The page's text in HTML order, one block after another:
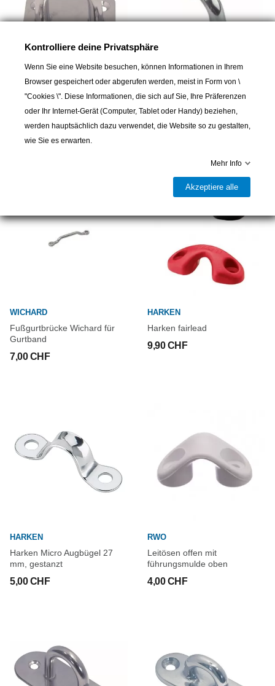
MARINETECH
10,00 CHF
MARINETECH
Fenderöse, A2, Ø5x50mm
3,50 CHF
WICHARD
Fußgurtbrücke Wichard für
Gurtband
7,00 CHF
HARKEN
Harken fairlead
9,90 CHF
HARKEN
Harken Micro Augbügel 27
mm, gestanzt
5,00 CHF
RWO
Leitösen offen mit
führungsmulde oben
4,00 CHF
Kontrolliere deine Privatsphäre
Wenn Sie eine Website besuchen, können Informationen in Ihrem
Browser gespeichert oder abgerufen werden, meist in Form von \
"Cookies \". Diese Informationen, die sich auf Sie, Ihre Präferenzen
oder Ihr Internet-Gerät (Computer, Tablet oder Handy) beziehen,
werden hauptsächlich dazu verwendet, die Website so zu gestalten,
wie Sie es erwarten.
Mehr Info
Akzeptiere alle